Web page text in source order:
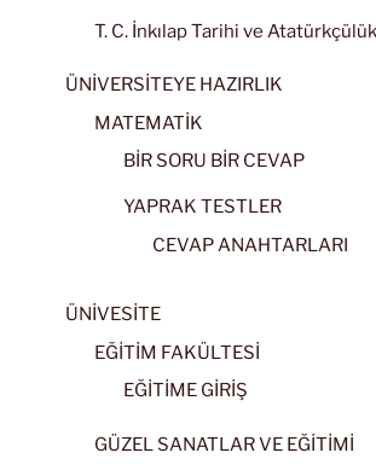
T. C. İnkılap Tarihi ve
ÜNİVERSİTEYE HAZIRLIK
MATEMATİK
BİR SORU BİR CEVAP
YAPRAK TESTLER
CEVAP ANAHTARLARI
ÜNİVESİTE
EĞİTİM FAKÜLTESİ
EĞİTİME GİRİŞ
GÜZEL SANATLAR VE EĞİTİMİ